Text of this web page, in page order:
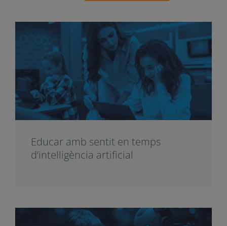
Educar amb sentit en temps
d’intel·ligència artificial